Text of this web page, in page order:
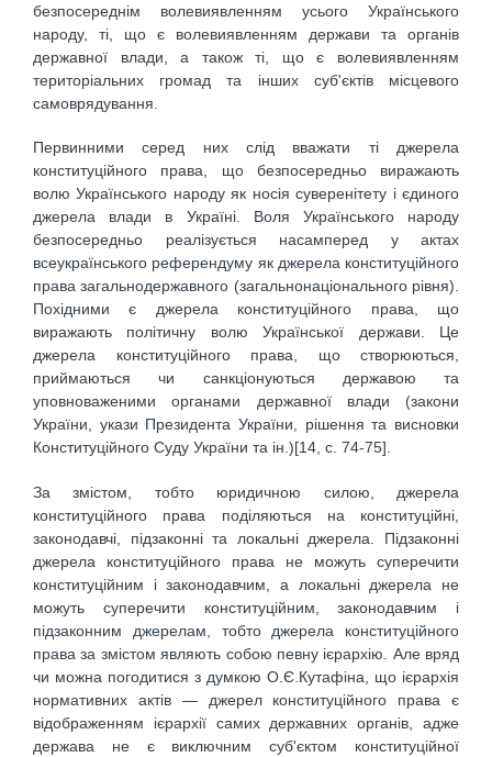
безпосереднім волевиявленням усього Українського
народу, ті, що є волевиявленням держави та органів
державної влади, а також ті, що є волевиявленням
територіальних громад та інших суб'єктів місцевого
самоврядування.
Первинними серед них слід вважати ті джерела
конституційного права, що безпосередньо виражають
волю Українського народу як носія суверенітету і єдиного
джерела влади в Україні. Воля Українського народу
безпосередньо реалізується насамперед у актах
всеукраїнського референдуму як джерела конституційного
права загальнодержавного (загальнонаціонального рівня).
Похідними є джерела конституційного права, що
виражають політичну волю Української держави. Це
джерела конституційного права, що створюються,
приймаються чи санкціонуються державою та
уповноваженими органами державної влади (закони
України, укази Президента України, рішення та висновки
Конституційного Суду України та ін.)[14, c. 74-75].
За змістом, тобто юридичною силою, джерела
конституційного права поділяються на конституційні,
законодавчі, підзаконні та локальні джерела. Підзаконні
джерела конституційного права не можуть суперечити
конституційним і законодавчим, а локальні джерела не
можуть суперечити конституційним, законодавчим і
підзаконним джерелам, тобто джерела конституційного
права за змістом являють собою певну ієрархію. Але вряд
чи можна погодитися з думкою О.Є.Кутафіна, що ієрархія
нормативних актів — джерел конституційного права є
відображенням ієрархії самих державних органів, адже
держава не є виключним суб'єктом конституційної